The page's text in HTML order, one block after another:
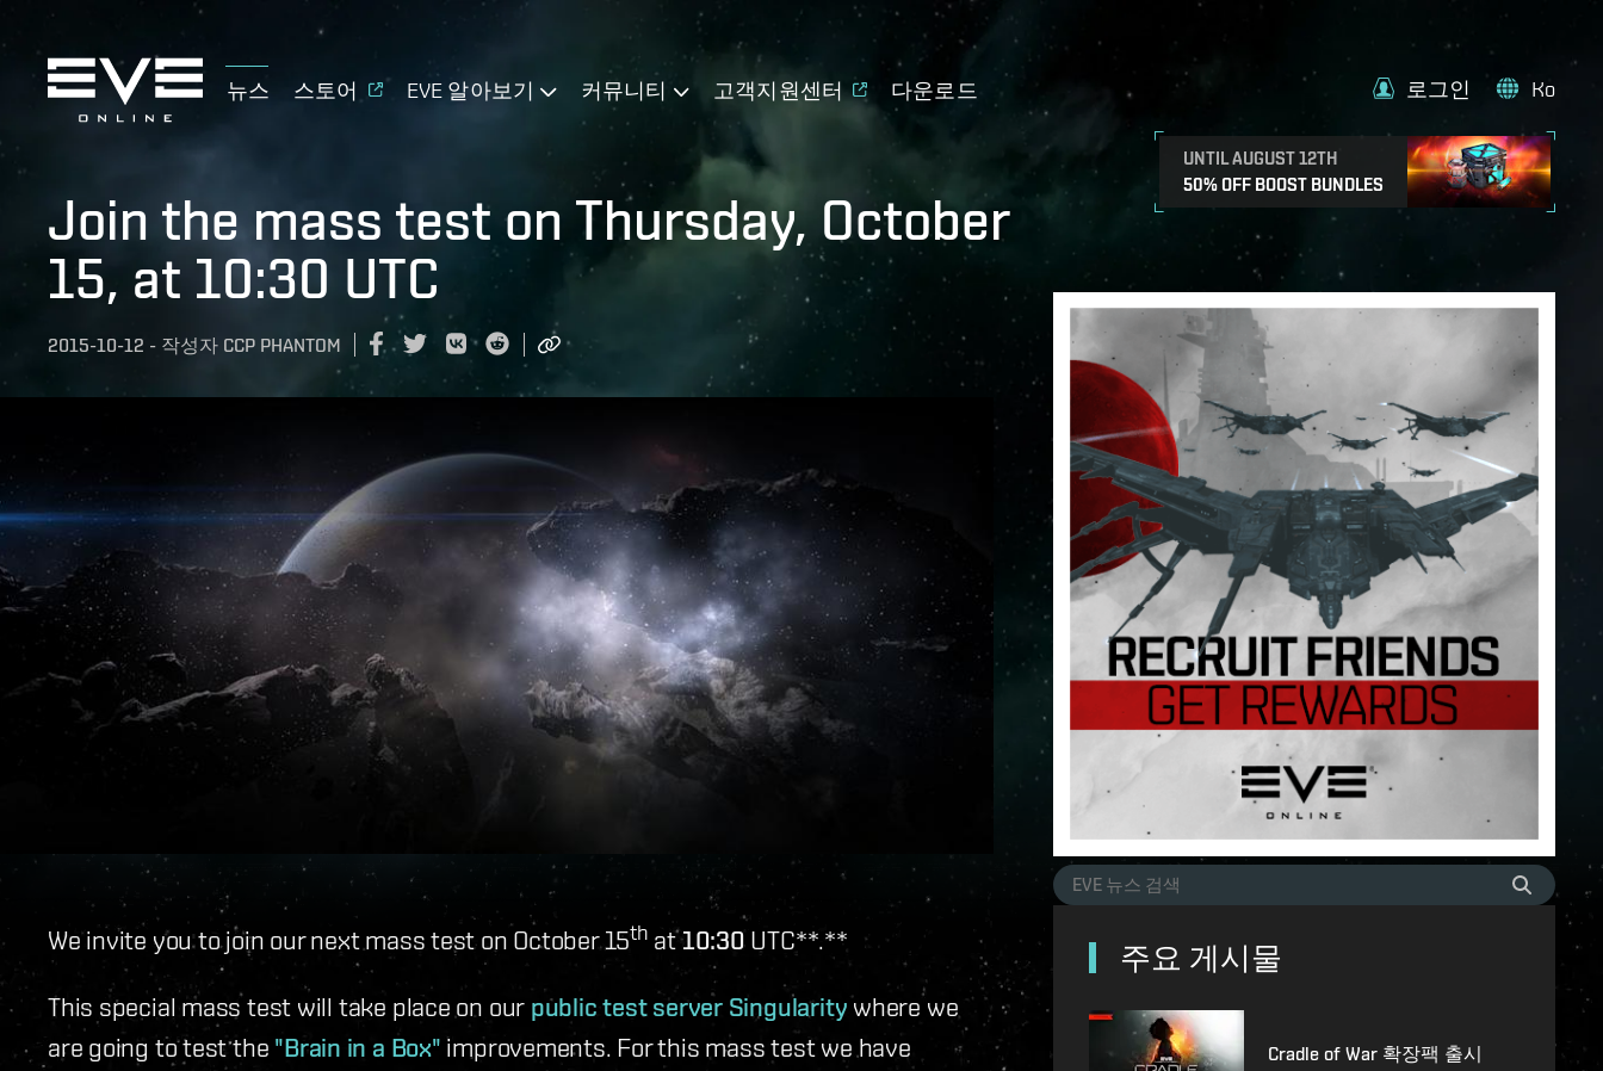
뉴스 스토어 EVE 알아보기 커뮤니티 고객지원센터 다운로드
UNTIL AUGUST 12TH
50% OFF BOOST BUNDLES
로그인 Ko
Join the mass test on Thursday, October
15, at 10:30 UTC
2015-10-12 - 작성자 CCP PHANTOM
We invite you to join our next mass test on October 15th at10:30UTC**.**
This special mass test will take place on our public test server Singularitywhere we
are going to test the "Brain in a Box" improvements. For this mass test we have
주요 게시물
Cradle of War 확장팩 출시